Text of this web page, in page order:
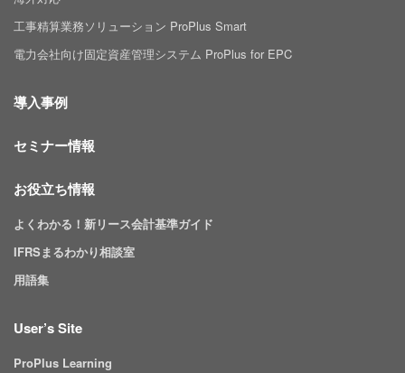
工事精算業務ソリューション ProPlus Smart
電力会社向け固定資産管理システム ProPlus for EPC
導入事例
セミナー情報
お役立ち情報
よくわかる！新リース会計基準ガイド
IFRSまるわかり相談室
用語集
User’s Site
ProPlus Learning